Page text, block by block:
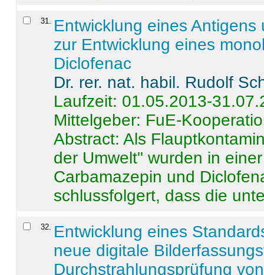
31. Entwicklung eines
zur Entwicklung eines
Diclofenac
Dr. rer. nat. habil. Rudolf
Laufzeit: 01.05.2013-
Mittelgeber: FuE-
Abstract:Als
der Umwelt" wurden in
Carbamazepin und
schlussfolgert, dass die
32. Entwicklung eines
neue digitale
Durchstrahlungsprüfung